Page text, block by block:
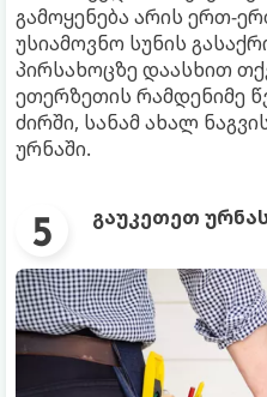
გამოყენება არის ერთ-
უსიამოვნო სუნის
პირსახოცზე დაასხით
ეთერზეთის რამდენიმე
ძირში, სანამ ახალ
ურნაში.
გაუკეთეთ